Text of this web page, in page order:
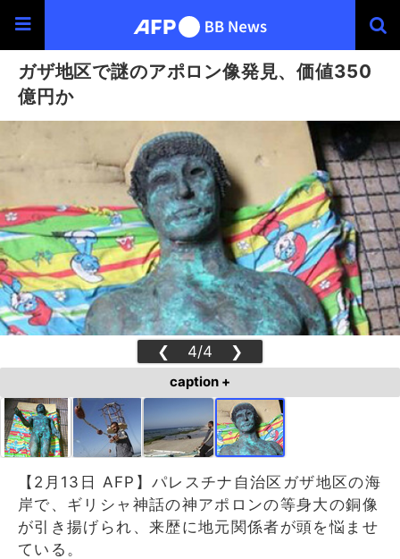
ガザ地区で謎のアポロン像発見、価値350
億円か
❮ 4/4 ❯
caption +
【2月13日 AFP】パレスチナ自治区ガザ地区の海
岸で、ギリシャ神話の神アポロンの等身大の銅像
が引き揚げられ、来歴に地元関係者が頭を悩ませ
ている。